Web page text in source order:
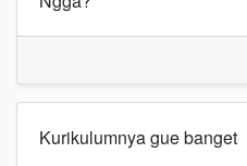
Kurikulumnya gue banget